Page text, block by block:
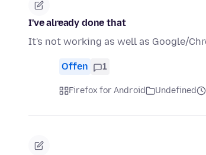
I've already done that
It's not working as well as Google/
Offen 1
Firefox for Android Undefined